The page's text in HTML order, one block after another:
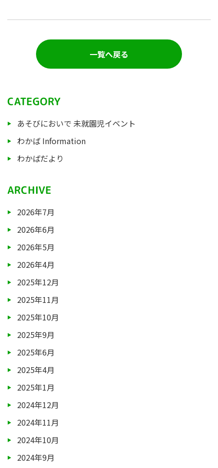
一覧へ戻る
CATEGORY
あそびにおいで 未就園児イベント
わかば Information
わかばだより
ARCHIVE
2026年7月
2026年6月
2026年5月
2026年4月
2025年12月
2025年11月
2025年10月
2025年9月
2025年6月
2025年4月
2025年1月
2024年12月
2024年11月
2024年10月
2024年9月